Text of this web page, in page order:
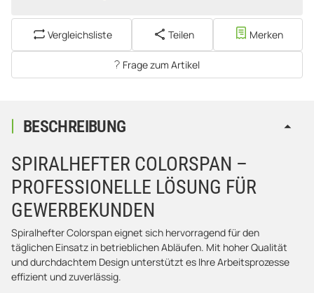
Vergleichsliste Teilen Merken
Frage zum Artikel
BESCHREIBUNG
SPIRALHEFTER COLORSPAN –
PROFESSIONELLE LÖSUNG FÜR
GEWERBEKUNDEN
Spiralhefter Colorspan eignet sich hervorragend für den
täglichen Einsatz in betrieblichen Abläufen. Mit hoher Qualität
und durchdachtem Design unterstützt es Ihre Arbeitsprozesse
effizient und zuverlässig.